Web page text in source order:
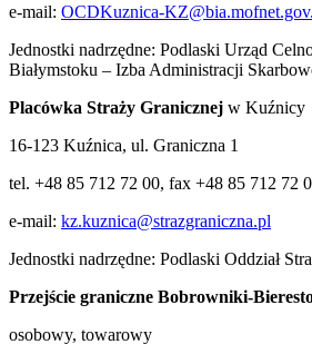
e-mail: OCDKuznica-
Jednostki nadrzędne: Podlaski Urząd
Białymstoku – Izba Administracji
Placówka Straży Granicznej w Kuźnicy
16-123 Kuźnica, ul. Graniczna 1
tel. +48 85 712 72 00, fax +48 85 712 72
e-mail: kz.kuznica@strazgraniczna.pl
Jednostki nadrzędne: Podlaski Oddział
Przejście graniczne Bobrowniki-
osobowy, towarowy